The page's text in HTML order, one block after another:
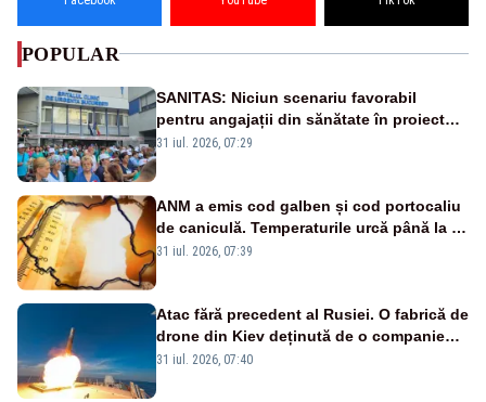
POPULAR
SANITAS: Niciun scenariu favorabil
pentru angajații din sănătate în proiectul
Legii salarizării
31 iul. 2026, 07:29
ANM a emis cod galben și cod portocaliu
de caniculă. Temperaturile urcă până la 38
de grade, iar nopțile devin tropicale
31 iul. 2026, 07:39
Atac fără precedent al Rusiei. O fabrică de
drone din Kiev deținută de o companie
americană, distrusă de o rachetă
31 iul. 2026, 07:40